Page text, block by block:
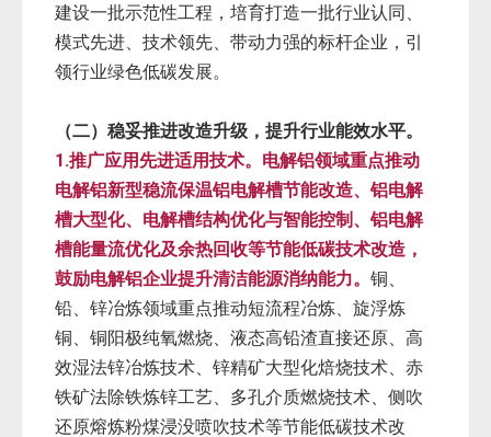
建设一批示范性工程，培育打造一批行业认同、
模式先进、技术领先、带动力强的标杆企业，引
领行业绿色低碳发展。
（二）稳妥推进改造升级，提升行业能效水平。
1.推广应用先进适用技术。电解铝领域重点推动
电解铝新型稳流保温铝电解槽节能改造、铝电解
槽大型化、电解槽结构优化与智能控制、铝电解
槽能量流优化及余热回收等节能低碳技术改造，
鼓励电解铝企业提升清洁能源消纳能力。 铜、
铅、锌冶炼领域重点推动短流程冶炼、旋浮炼
铜、铜阳极纯氧燃烧、液态高铅渣直接还原、高
效湿法锌冶炼技术、锌精矿大型化焙烧技术、赤
铁矿法除铁炼锌工艺、多孔介质燃烧技术、侧吹
还原熔炼粉煤浸没喷吹技术等节能低碳技术改